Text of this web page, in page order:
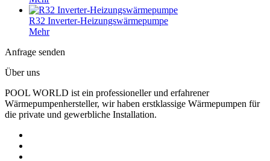
R32 Inverter-Heizungswärmepumpe
Mehr
Anfrage senden
Über uns
POOL WORLD ist ein professioneller und erfahrener
Wärmepumpenhersteller, wir haben erstklassige Wärmepumpen für
die private und gewerbliche Installation.